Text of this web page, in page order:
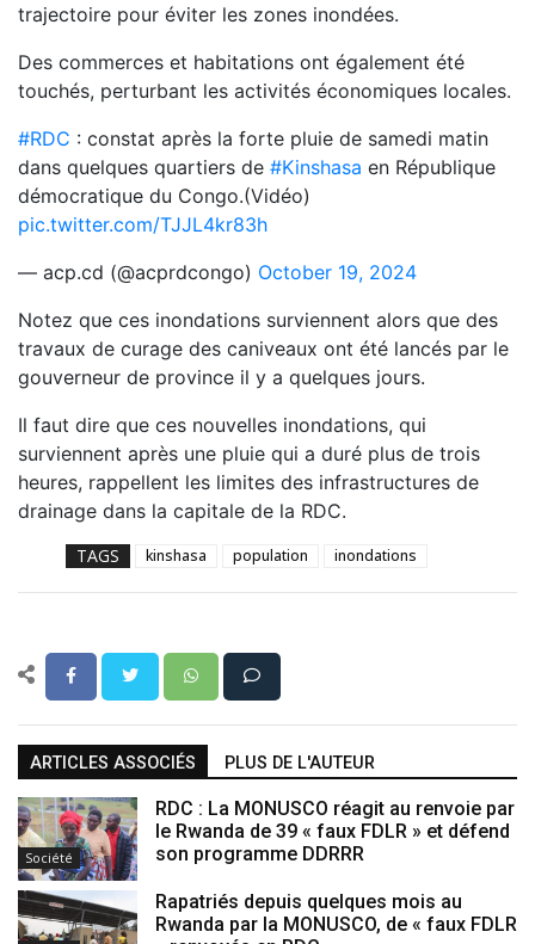
trajectoire pour éviter les zones inondées.
Des commerces et habitations ont également été
touchés, perturbant les activités économiques locales.
#RDC : constat après la forte pluie de samedi matin
dans quelques quartiers de #Kinshasa en République
démocratique du Congo.(Vidéo)
pic.twitter.com/TJJL4kr83h
— acp.cd (@acprdcongo) October 19, 2024
Notez que ces inondations surviennent alors que des
travaux de curage des caniveaux ont été lancés par le
gouverneur de province il y a quelques jours.
Il faut dire que ces nouvelles inondations, qui
surviennent après une pluie qui a duré plus de trois
heures, rappellent les limites des infrastructures de
drainage dans la capitale de la RDC.
TAGS kinshasa population inondations
ARTICLES ASSOCIÉS PLUS DE L'AUTEUR
Société
RDC : La MONUSCO réagit au renvoie par
le Rwanda de 39 « faux FDLR » et défend
son programme DDRRR
Rapatriés depuis quelques mois au
Rwanda par la MONUSCO, de « faux FDLR